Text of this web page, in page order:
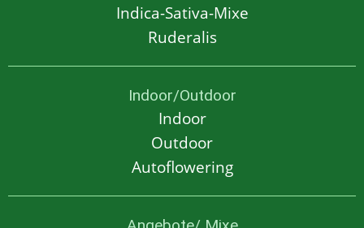
Indica-Sativa-Mixe
Ruderalis
Indoor/Outdoor
Indoor
Outdoor
Autoflowering